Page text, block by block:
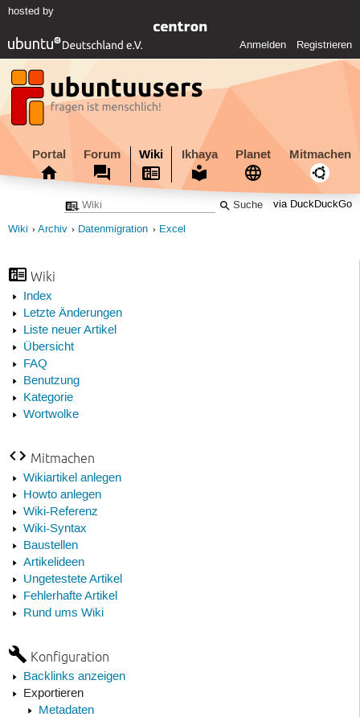
hosted by
Anmelden Registrieren
Portal Forum Wiki Ikhaya Planet Mitmachen
via DuckDuckGo
Wiki Archiv Datenmigration Excel
Wiki
Index
Letzte Änderungen
Liste neuer Artikel
Übersicht
FAQ
Benutzung
Kategorie
Wortwolke
Mitmachen
Wikiartikel anlegen
Howto anlegen
Wiki-Referenz
Wiki-Syntax
Baustellen
Artikelideen
Ungetestete Artikel
Fehlerhafte Artikel
Rund ums Wiki
Konfiguration
Backlinks anzeigen
Exportieren
Metadaten